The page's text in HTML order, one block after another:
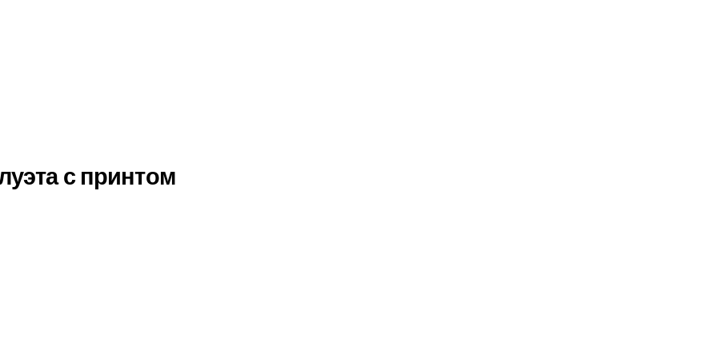
с принтом